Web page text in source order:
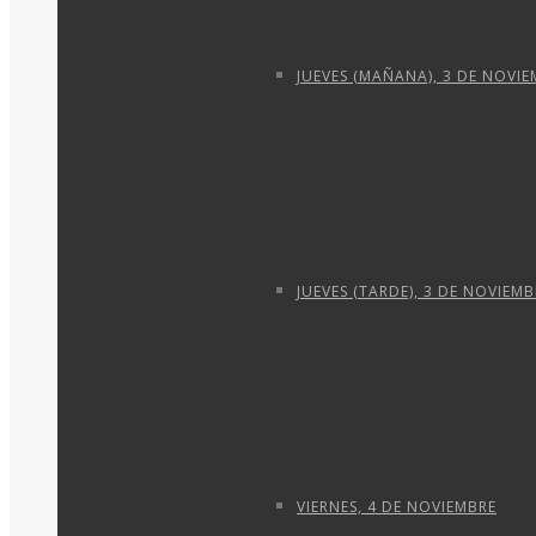
JUEVES (MAÑANA), 3 DE
JUEVES (TARDE), 3 DE
VIERNES, 4 DE NOVIEMBRE